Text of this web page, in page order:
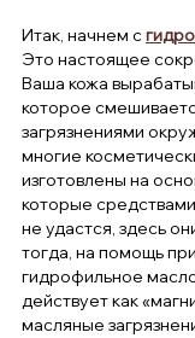
Итак, начнем с
Это настоящее
Ваша кожа
которое
загрязнениями
многие
изготовлены на
которые
не удастся, здесь
тогда, на помощь
гидрофильное
действует как
масляные